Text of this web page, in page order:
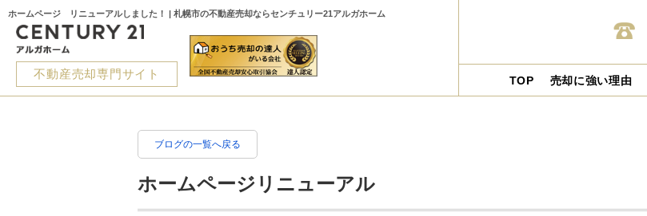
ホームページ リニューアルしました！ | 札幌市の不動産売却ならセンチュリー21アルガホーム
不動産売却専門サイト TOP 売却に強い理由
ブログの一覧へ戻る
ホームページリニューアル